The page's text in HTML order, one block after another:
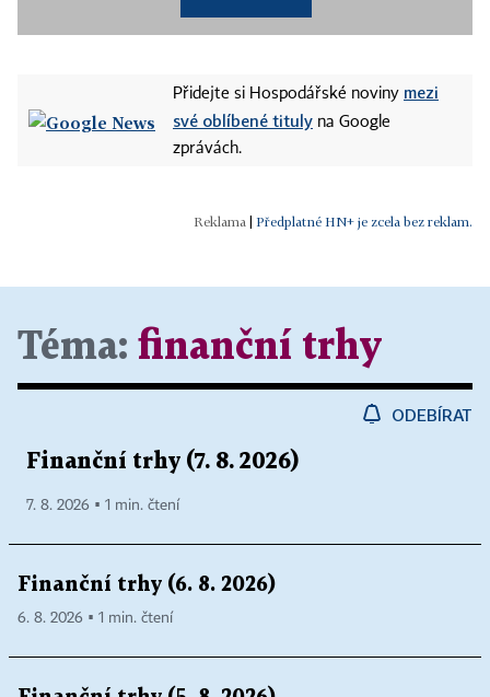
Přidejte si Hospodářské noviny mezi
své oblíbené tituly na Google
zprávách.
Předplatné HN+ je zcela bez reklam.
Téma: finanční trhy
ODEBÍRAT
Finanční trhy (7. 8. 2026)
7. 8. 2026 ▪ 1 min. čtení
Finanční trhy (6. 8. 2026)
6. 8. 2026 ▪ 1 min. čtení